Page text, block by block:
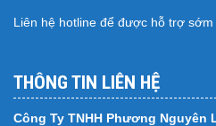
Liên hệ hotline để được hỗ trợ sớm
THÔNG TIN LIÊN HỆ
Công Ty TNHH Phương Nguyên